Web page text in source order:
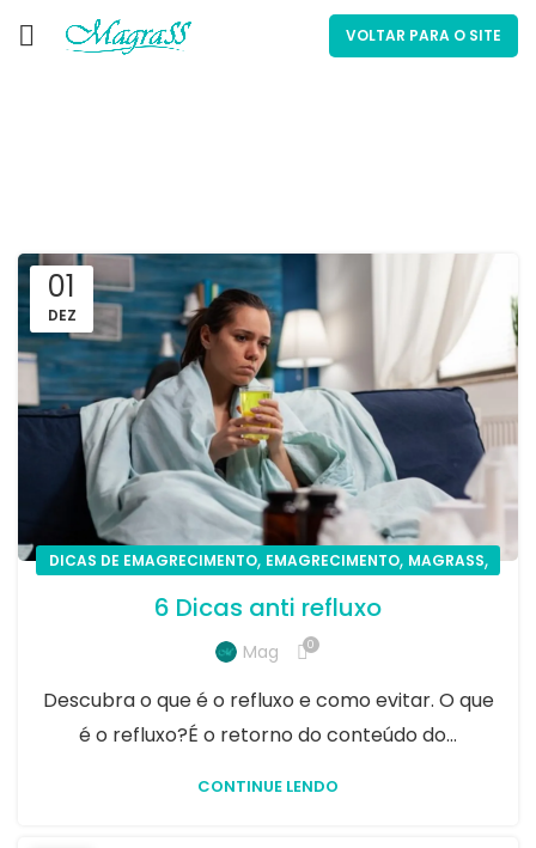
VOLTAR PARA O SITE
01
DEZ
DICAS DE EMAGRECIMENTO, EMAGRECIMENTO, MAGRASS,
6 Dicas anti refluxo
Mag 0
Descubra o que é o refluxo e como evitar. O que
é o refluxo?É o retorno do conteúdo do...
CONTINUE LENDO